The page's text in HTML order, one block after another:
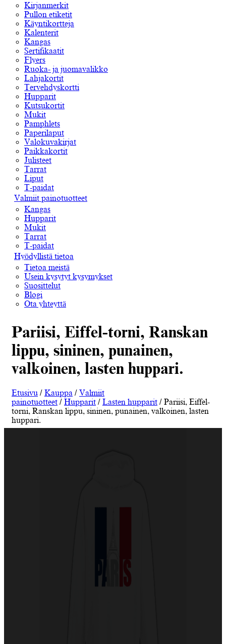
Kirjanmerkit
Pullon etiketit
Käyntikortteja
Kalenterit
Kangas
Sertifikaatit
Flyers
Ruoka- ja juomavalikko
Lahjakortit
Tervehdyskortti
Hupparit
Kutsukortit
Mukit
Pamphlets
Paperilaput
Valokuvakirjat
Paikkakortit
Julisteet
Tarrat
Liput
T-paidat
Valmiit painotuotteet
Kangas
Hupparit
Mukit
Tarrat
T-paidat
Hyödyllistä tietoa
Tietoa meistä
Usein kysytyt kysymykset
Suosittelut
Blogi
Ota yhteyttä
Pariisi, Eiffel-torni, Ranskan
lippu, sininen, punainen,
valkoinen, lasten huppari.
Etusivu / Kauppa / Valmiit
painotuotteet / Hupparit / Lasten hupparit / Pariisi, Eiffel-
torni, Ranskan lippu, sininen, punainen, valkoinen, lasten
huppari.